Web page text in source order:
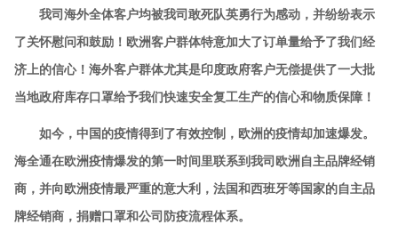
我司海外全体客户均被我司敢死队英勇行为感动，并纷纷表示
了关怀慰问和鼓励！欧洲客户群体特意加大了订单量给予了我们经
济上的信心！海外客户群体尤其是印度政府客户无偿提供了一大批
当地政府库存口罩给予我们快速安全复工生产的信心和物质保障！
如今，中国的疫情得到了有效控制，欧洲的疫情却加速爆发。
海全通在欧洲疫情爆发的第一时间里联系到我司欧洲自主品牌经销
商，并向欧洲疫情最严重的意大利，法国和西班牙等国家的自主品
牌经销商，捐赠口罩和公司防疫流程体系。